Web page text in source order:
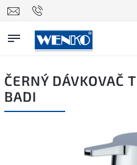
ČERNÝ DÁVKOVAČ
BADI